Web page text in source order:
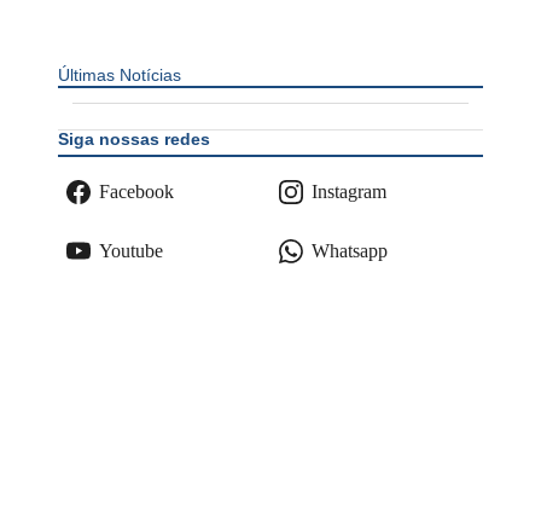
Últimas Notícias
Siga nossas redes
Facebook Instagram
Youtube Whatsapp